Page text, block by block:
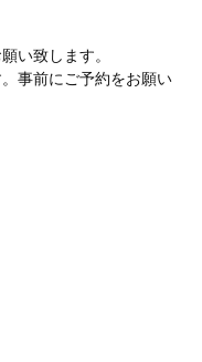
い致します。
事前にご予約をお願い